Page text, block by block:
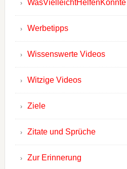
WasVielleichtHelfenKönnte
Werbetipps
Wissenswerte Videos
Witzige Videos
Ziele
Zitate und Sprüche
Zur Erinnerung